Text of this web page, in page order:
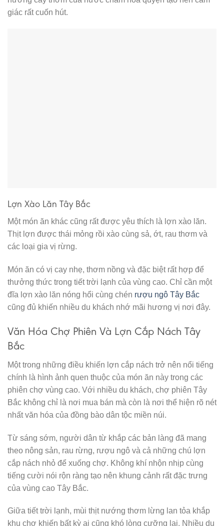
giác rất cuốn hút.
Lợn Xào Lăn Tây Bắc
Một món ăn khác cũng rất được yêu thích là lợn xào lăn.
Thịt lợn được thái mỏng rồi xào cùng sả, ớt, rau thơm và
các loại gia vị rừng.
Món ăn có vị cay nhẹ, thơm nồng và đặc biệt rất hợp để
thưởng thức trong tiết trời lạnh của vùng cao. Chỉ cần một
đĩa lợn xào lăn nóng hổi cùng chén rượu ngô Tây Bắc
cũng đủ khiến nhiều du khách nhớ mãi hương vị nơi đây.
Văn Hóa Chợ Phiên Và Lợn Cắp Nách Tây
Bắc
Một trong những điều khiến lợn cắp nách trở nên nổi tiếng
chính là hình ảnh quen thuộc của món ăn này trong các
phiên chợ vùng cao. Với nhiều du khách, chợ phiên Tây
Bắc không chỉ là nơi mua bán mà còn là nơi thể hiện rõ nét
nhất văn hóa của đồng bào dân tộc miền núi.
Từ sáng sớm, người dân từ khắp các bản làng đã mang
theo nông sản, rau rừng, rượu ngô và cả những chú lợn
cắp nách nhỏ để xuống chợ. Không khí nhộn nhịp cùng
tiếng cười nói rộn ràng tạo nên khung cảnh rất đặc trưng
của vùng cao Tây Bắc.
Giữa tiết trời lạnh, mùi thịt nướng thơm lừng lan tỏa khắp
khu chợ khiến bất kỳ ai cũng khó lòng cưỡng lại. Nhiều du